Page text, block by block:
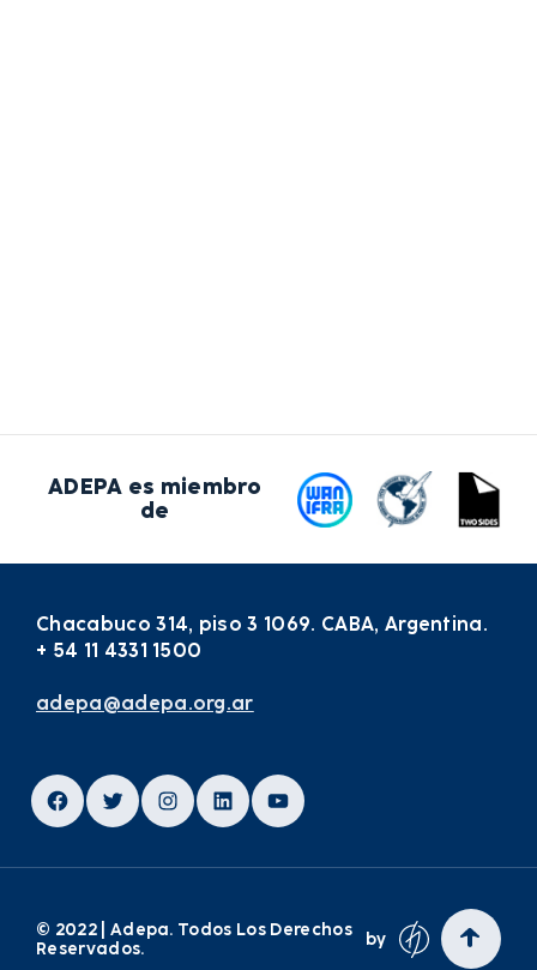
ADEPA es miembro
de
Chacabuco 314, piso 3 1069. CABA, Argentina.
+ 54 11 4331 1500
adepa@adepa.org.ar
Facebook
TwitterInstagram
LinkedInYouTube
© 2022 | Adepa. Todos Los Derechos
Reservados.
by